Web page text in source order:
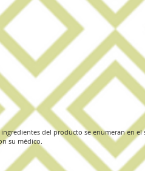
del producto se enumeran en el
su médico.